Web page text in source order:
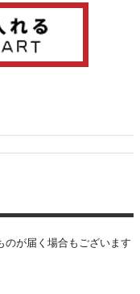
のが届く場合もございます